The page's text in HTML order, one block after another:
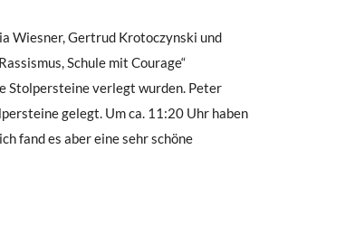
Wiesner, Gertrud Krotoczynski und
Schule mit Courage“
Stolpersteine verlegt wurden. Peter
gelegt. Um ca. 11:20 Uhr haben
fand es aber eine sehr schöne